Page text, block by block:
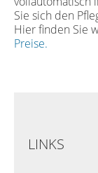
Sie sich den
Hier finden Sie
Preise.
LINKS